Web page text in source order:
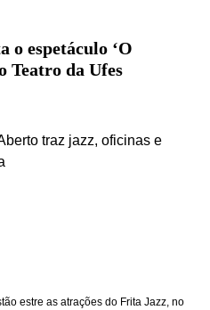
o espetáculo ‘O
Teatro da Ufes
estre as atrações do Frita Jazz, no